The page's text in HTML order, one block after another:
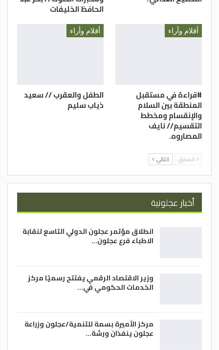
الحافظ الخليفات
أقلام وأراء
#قراءة في مستقبل
المنطقة بين السلام
والإنقسام ومخطط
التقسيم// نايف
المصاروه.
أقلام وأراء
الطفل والعقرب // سعيد
ذياب سليم
السابق التالي
أخبار عجلونية
انطلاق مؤتمر عجلون الدولي التاسع لنقابة
الاطباء فرع عجلون…
وزير الاقتصاد الرقمي يفتتح رسميًا مركز
الخدمات الحكومي في…
مركز الأميرة بسمة للتنمية/عجلون وزراعة
عجلون ينفذان ورشة…